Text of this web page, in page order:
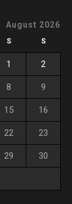
August 2026
S S
1 2
8 9
15 16
22 23
29 30